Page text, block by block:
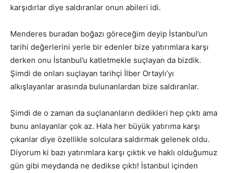
karşıdırlar diye saldıranlar onun abileri idi.
Menderes buradan boğazı göreceğim deyip İstanbul’un
tarihi değerlerini yerle bir edenler bize yatırımlara karşı
derken onu İstanbul’u katletmekle suçlayan da bizdik.
Şimdi de onları suçlayan tarihçi İlber Ortaylı’yı
alkışlayanlar arasında bulunanlardan bize saldıranlar.
Şimdi de o zaman da suçlananların dedikleri hep çıktı ama
bunu anlayanlar çok az. Hala her büyük yatırıma karşı
çıkanlar diye özellikle solculara saldırmak gelenek oldu.
Diyorum ki bazı yatırımlara karşı çıktık ve haklı olduğumuz
gün gibi meydanda ne dedikse çıktı! İstanbul içinden